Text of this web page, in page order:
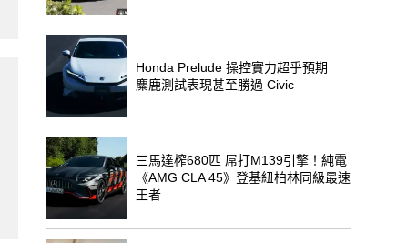
Honda Prelude 操控實力超乎預期
麋鹿測試表現甚至勝過 Civic
三馬達榨680匹 屌打M139引擎！純電
《AMG CLA 45》登基紐柏林同級最速
王者